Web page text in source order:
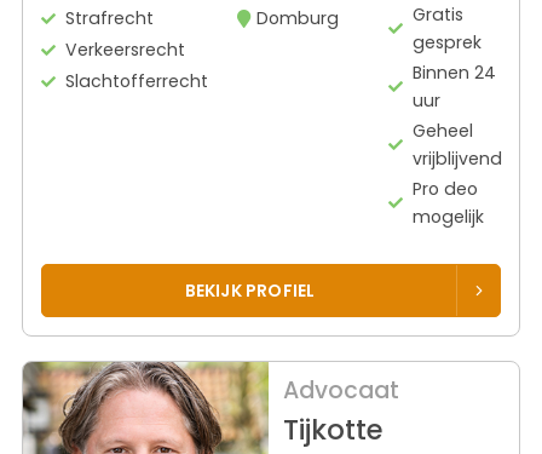
Strafrecht
Verkeersrecht
Slachtofferrecht
Domburg
Gratis
gesprek
Binnen 24
uur
Geheel
vrijblijvend
Pro deo
mogelijk
BEKIJK PROFIEL
Advocaat
Tijkotte